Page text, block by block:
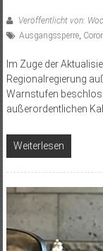
Veröffentlicht von:
Ausgangssperre,
Im Zuge der
Regionalregierung
Warnstufen
außerordentlichen
Weiterlesen